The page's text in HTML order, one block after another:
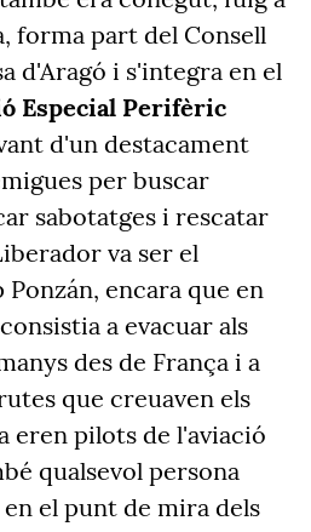
forma part del Consell
d'Aragó i s'integra en el
Especial Perifèric
d'un destacament
per buscar
sabotatges i rescatar
va ser el
encara que en
a evacuar als
des de França i a
que creuaven els
eren pilots de l'aviació
qualsevol persona
el punt de mira dels